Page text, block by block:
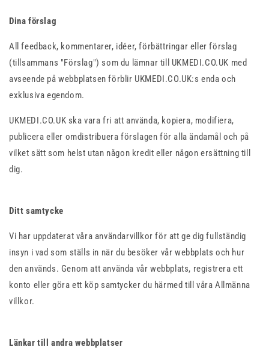
Dina förslag
All feedback, kommentarer, idéer, förbättringar eller förslag
(tillsammans "Förslag") som du lämnar till UKMEDI.CO.UK med
avseende på webbplatsen förblir UKMEDI.CO.UK:s enda och
exklusiva egendom.
UKMEDI.CO.UK ska vara fri att använda, kopiera, modifiera,
publicera eller omdistribuera förslagen för alla ändamål och på
vilket sätt som helst utan någon kredit eller någon ersättning till
dig.
Ditt samtycke
Vi har uppdaterat våra användarvillkor för att ge dig fullständig
insyn i vad som ställs in när du besöker vår webbplats och hur
den används. Genom att använda vår webbplats, registrera ett
konto eller göra ett köp samtycker du härmed till våra Allmänna
villkor.
Länkar till andra webbplatser